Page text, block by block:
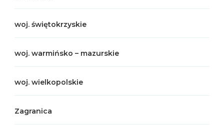
woj. świętokrzyskie
woj. warmińsko – mazurskie
woj. wielkopolskie
Zagranica